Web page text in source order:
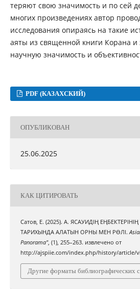
теряют свою значимость и по сей
многих произведениях автор
исследования опираясь на такие
аяты из священной книги Корана
научную значимость и
PDF (КАЗАХСКИЙ)
ОПУБЛИКОВАН
25.06.2025
КАК ЦИТИРОВАТЬ
Сатов, Е. (2025). А. ЯСАУИДІҢ
ТАРИХЫНДА АЛАТЫН ОРНЫ МЕН РӨЛІ.
Panorama", (1), 255–263. извлечено от
http://ajspiie.com/index.php/history/article/
Другие форматы библиографических